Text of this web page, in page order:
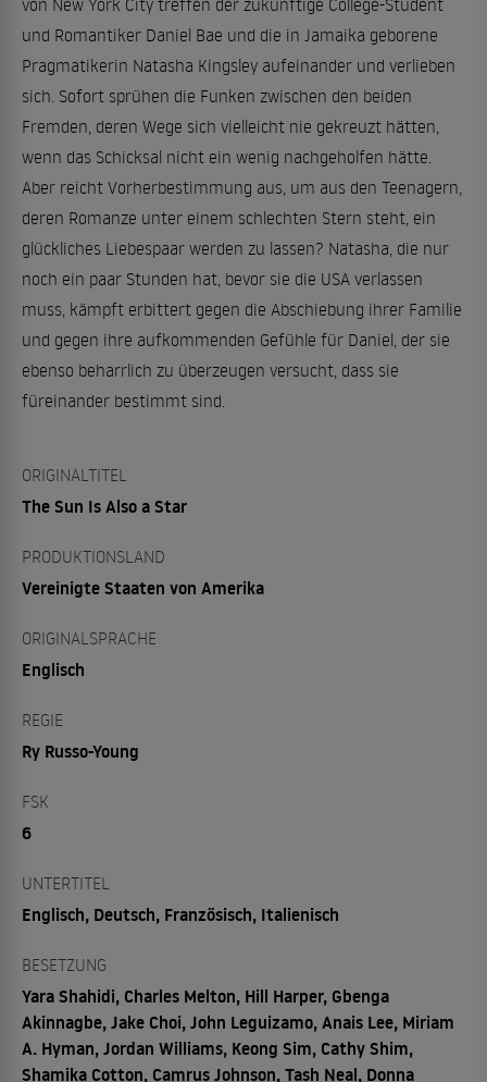
von New York City treffen der zukünftige College-Student
und Romantiker Daniel Bae und die in Jamaika geborene
Pragmatikerin Natasha Kingsley aufeinander und verlieben
sich. Sofort sprühen die Funken zwischen den beiden
Fremden, deren Wege sich vielleicht nie gekreuzt hätten,
wenn das Schicksal nicht ein wenig nachgeholfen hätte.
Aber reicht Vorherbestimmung aus, um aus den Teenagern,
deren Romanze unter einem schlechten Stern steht, ein
glückliches Liebespaar werden zu lassen? Natasha, die nur
noch ein paar Stunden hat, bevor sie die USA verlassen
muss, kämpft erbittert gegen die Abschiebung ihrer Familie
und gegen ihre aufkommenden Gefühle für Daniel, der sie
ebenso beharrlich zu überzeugen versucht, dass sie
füreinander bestimmt sind.
ORIGINALTITEL
The Sun Is Also a Star
PRODUKTIONSLAND
Vereinigte Staaten von Amerika
ORIGINALSPRACHE
Englisch
REGIE
Ry Russo-Young
FSK
6
UNTERTITEL
Englisch, Deutsch, Französisch, Italienisch
BESETZUNG
Yara Shahidi, Charles Melton, Hill Harper, Gbenga
Akinnagbe, Jake Choi, John Leguizamo, Anais Lee, Miriam
A. Hyman, Jordan Williams, Keong Sim, Cathy Shim,
Shamika Cotton, Camrus Johnson, Tash Neal, Donna